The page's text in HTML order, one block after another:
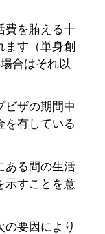
費を賄える十
ます（単身創
合はそれ以
ビザの期間中
を有している
ある間の生活
示すことを意
要因により